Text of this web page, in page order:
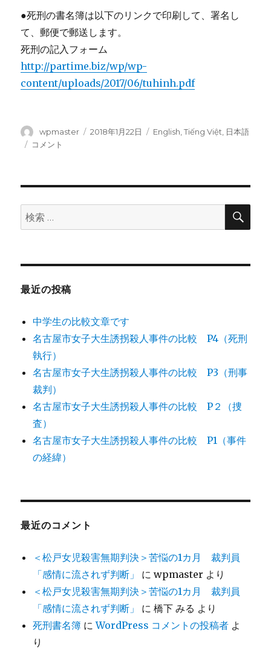
●死刑の書名簿は以下のリンクで印刷して、署名し
て、郵便で郵送します。
死刑の記入フォーム
http://partime.biz/wp/wp-
content/uploads/2017/06/tuhinh.pdf
投
稿
wpmaster
投
2018年1月22日
カ
English ,Tiếng Việt 日本語
に
コメント
検
索:
検
最近の投稿
中学生の比較文章です
名古屋市女子大生誘拐殺人事件の比較 P4（死刑
執行）
名古屋市女子大生誘拐殺人事件の比較 P3（刑事
裁判）
名古屋市女子大生誘拐殺人事件の比較 P２（捜
査）
名古屋市女子大生誘拐殺人事件の比較 P1（事件
の経緯）
最近のコメント
＜松戸女児殺害無期判決＞苦悩の1カ月 裁判員
「感情に流されず判断」
にwpmaster より
＜松戸女児殺害無期判決＞苦悩の1カ月 裁判員
「感情に流されず判断」
に橋下 みる より
死刑書名簿 にWordPress コメントの投稿者 よ
り